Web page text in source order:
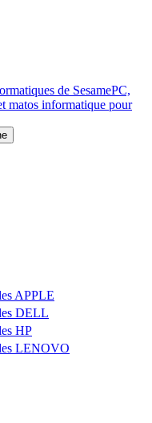
APPLE
DELL
HP
LENOVO